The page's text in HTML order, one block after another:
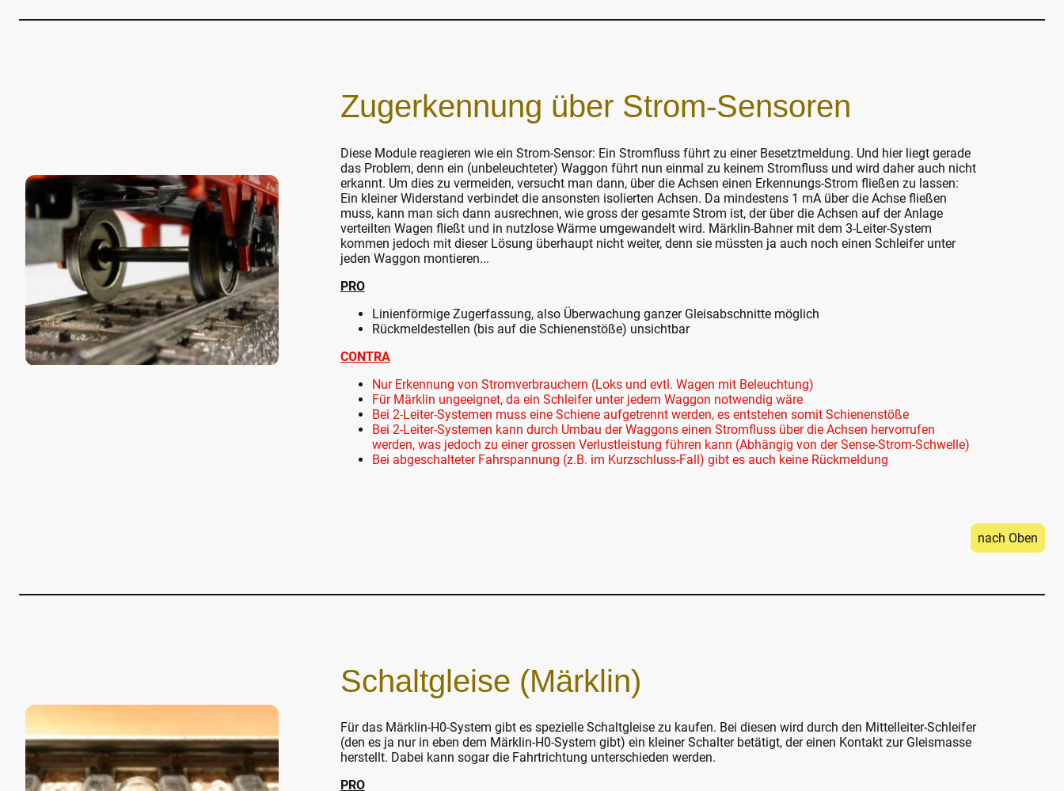
Zugerkennung über Strom-Sensoren
Diese Module reagieren wie ein Strom-Sensor: Ein Stromfluss führt zu einer Besetztmeldung. Und hier liegt gerade
das Problem, denn ein (unbeleuchteter) Waggon führt nun einmal zu keinem Stromfluss und wird daher auch nicht
erkannt. Um dies zu vermeiden, versucht man dann, über die Achsen einen Erkennungs-Strom fließen zu lassen:
Ein kleiner Widerstand verbindet die ansonsten isolierten Achsen. Da mindestens 1 mA über die Achse fließen
muss, kann man sich dann ausrechnen, wie gross der gesamte Strom ist, der über die Achsen auf der Anlage
verteilten Wagen fließt und in nutzlose Wärme umgewandelt wird. Märklin-Bahner mit dem 3-Leiter-System
kommen jedoch mit dieser Lösung überhaupt nicht weiter, denn sie müssten ja auch noch einen Schleifer unter
jeden Waggon montieren...
PRO
Linienförmige Zugerfassung, also Überwachung ganzer Gleisabschnitte möglich
Rückmeldestellen (bis auf die Schienenstöße) unsichtbar
CONTRA
Nur Erkennung von Stromverbrauchern (Loks und evtl. Wagen mit Beleuchtung)
Für Märklin ungeeignet, da ein Schleifer unter jedem Waggon notwendig wäre
Bei 2-Leiter-Systemen muss eine Schiene aufgetrennt werden, es entstehen somit Schienenstöße
Bei 2-Leiter-Systemen kann durch Umbau der Waggons einen Stromfluss über die Achsen hervorrufen
werden, was jedoch zu einer grossen Verlustleistung führen kann (Abhängig von der Sense-Strom-Schwelle)
Bei abgeschalteter Fahrspannung (z.B. im Kurzschluss-Fall) gibt es auch keine Rückmeldung
nach Oben
Schaltgleise (Märklin)
Für das Märklin-H0-System gibt es spezielle Schaltgleise zu kaufen. Bei diesen wird durch den Mittelleiter-Schleifer
(den es ja nur in eben dem Märklin-H0-System gibt) ein kleiner Schalter betätigt, der einen Kontakt zur Gleismasse
herstellt. Dabei kann sogar die Fahrtrichtung unterschieden werden.
PRO